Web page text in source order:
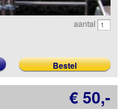
aantal
€ 50,-